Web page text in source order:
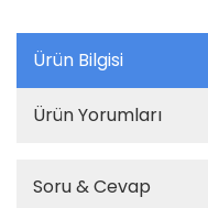
Ürün Bilgisi
Ürün Yorumları
Soru & Cevap